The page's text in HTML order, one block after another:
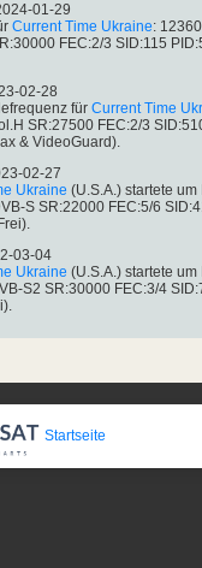
01-29
Current Time Ukraine:
FEC:2/3 SID:115
02-28
für Current Time
SR:27500 FEC:2/3
& VideoGuard).
02-27
Ukraine (U.S.A.) startete um
S SR:22000 FEC:5/6
03-04
Ukraine (U.S.A.) startete um
S2 SR:30000 FEC:3/4
Startseite